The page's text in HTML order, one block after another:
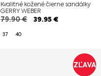
Kvalitné kožené čierne sandálky
GERRY WEBER
79.90€ 39.95€
37 40
ZĽAVA